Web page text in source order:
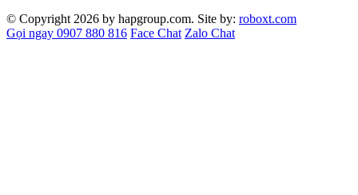
© Copyright 2026 by hapgroup.com. Site by: roboxt.com
Gọi ngay 0907 880 816 Face Chat Zalo Chat